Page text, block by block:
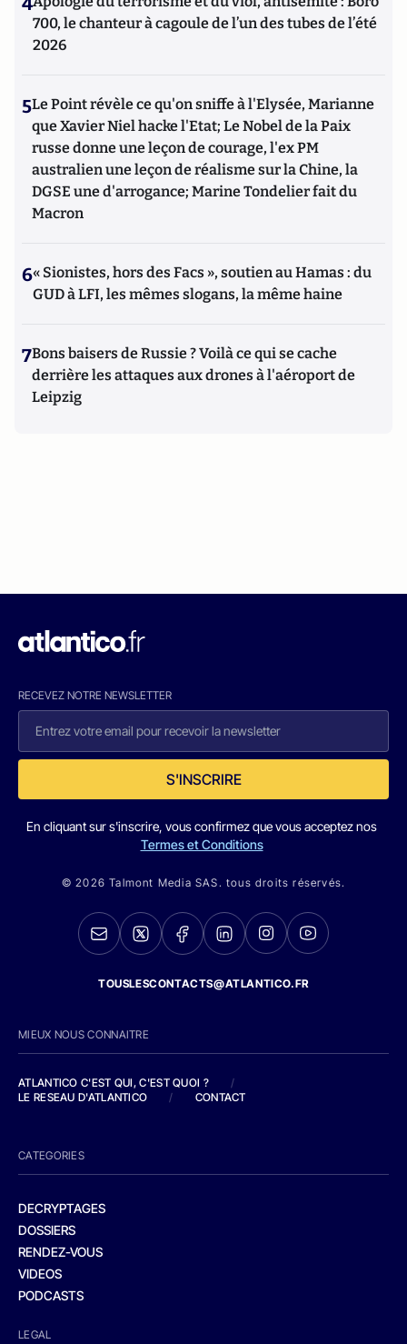
700, le chanteur à cagoule de l’un des tubes de l’été
2026
5Le Point révèle ce qu'on sniffe à l'Elysée, Marianne
que Xavier Niel hacke l'Etat; Le Nobel de la Paix
russe donne une leçon de courage, l'ex PM
australien une leçon de réalisme sur la Chine, la
DGSE une d'arrogance; Marine Tondelier fait du
Macron
6« Sionistes, hors des Facs », soutien au Hamas : du
GUD à LFI, les mêmes slogans, la même haine
7Bons baisers de Russie ? Voilà ce qui se cache
derrière les attaques aux drones à l'aéroport de
Leipzig
RECEVEZ NOTRE NEWSLETTER
S'INSCRIRE
En cliquant sur s'inscrire, vous confirmez que vous acceptez nos
Termes et Conditions
© 2026 Talmont Media SAS. tous droits réservés.
TOUSLESCONTACTS@ATLANTICO.FR
MIEUX NOUS CONNAITRE
ATLANTICO C'EST QUI, C'EST QUOI ?
/
LE RESEAU D'ATLANTICO
/ CONTACT
CATEGORIES
DECRYPTAGES
DOSSIERS
RENDEZ-VOUS
VIDEOS
PODCASTS
LEGAL